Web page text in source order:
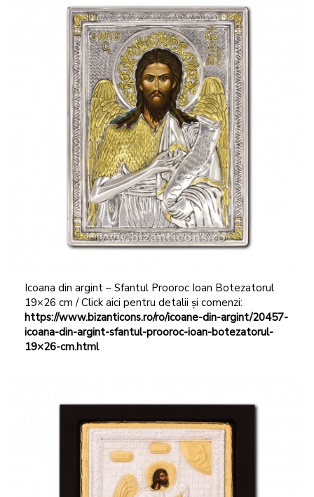
Icoana din argint – Sfantul Prooroc Ioan Botezatorul
19×26 cm / Click aici pentru detalii și comenzi:
https://www.bizanticons.ro/ro/icoane-din-argint/20457-
icoana-din-argint-sfantul-prooroc-ioan-botezatorul-
19×26-cm.html